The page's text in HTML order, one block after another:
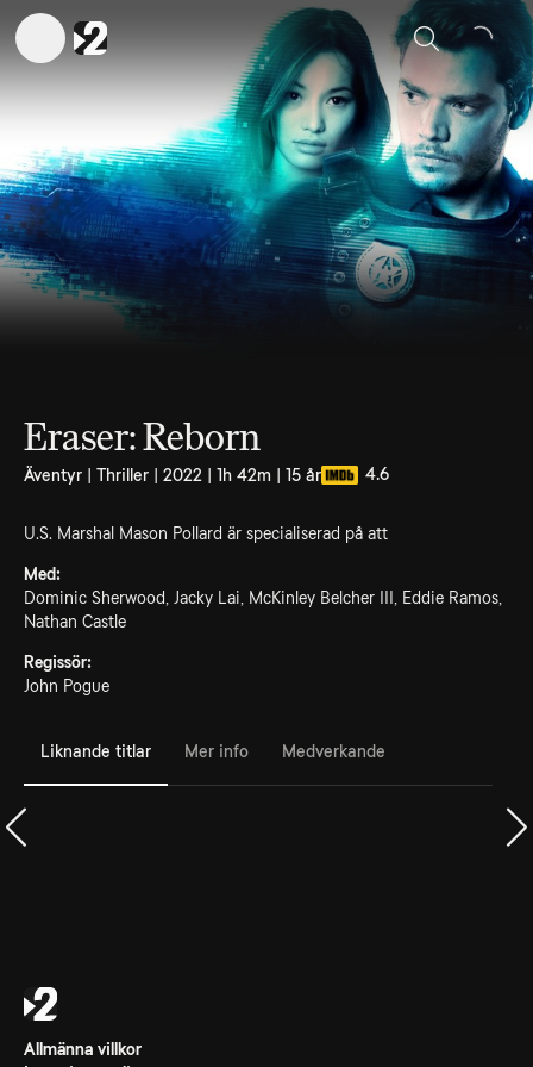
Sök
Eraser: Reborn
Äventyr | Thriller | 2022 | 1h 42m | 15 år 4.6
U.S. Marshal Mason Pollard är specialiserad på att
Med:
Dominic Sherwood, Jacky Lai, McKinley Belcher III, Eddie Ramos,
Nathan Castle
Regissör:
John Pogue
Liknande titlar Mer info Medverkande
Allmänna villkor